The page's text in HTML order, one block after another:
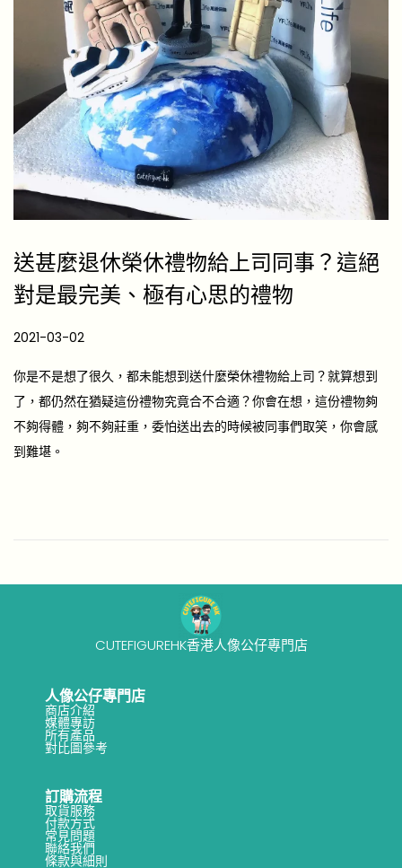
送甚麼退休榮休禮物給上司同事？這絕
對是最完美、極有心思的禮物
P
s
t
e
d
2021-03-02
2
6
-
你是不是想了很久，都未能想到送什麼榮休禮物給上司？就算想到
了，都仍然在猶疑這份禮物究竟合不合適？你會在想，這份禮物夠
不夠得體，夠不夠莊重，委怕送出去的時候被同事們取笑，你會感
到難堪。
CUTEFIGUREHK香港人像公仔專門店
人像公仔專門店
商店介紹
媒體專訪
所有產品
對比圖參考
訂購流程
取貨服務
付款方式
常見問題
聯絡我們
條款與細則